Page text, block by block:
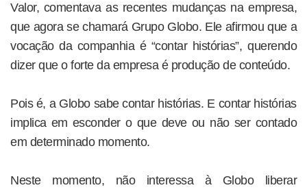
Valor, comentava as recentes mudanças na empresa,
que agora se chamará Grupo Globo. Ele afirmou que a
vocação da companhia é “contar histórias”, querendo
dizer que o forte da empresa é produção de conteúdo.
Pois é, a Globo sabe contar histórias. E contar histórias
implica em esconder o que deve ou não ser contado
em determinado momento.
Neste momento, não interessa à Globo liberar